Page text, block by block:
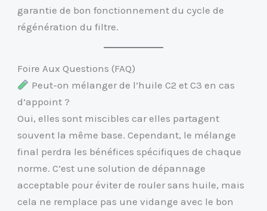
garantie de bon fonctionnement du cycle de
régénération du filtre.
Foire Aux Questions (FAQ)
Peut-on mélanger de l’huile C2 et C3 en cas
d’appoint ?
Oui, elles sont miscibles car elles partagent
souvent la même base. Cependant, le mélange
final perdra les bénéfices spécifiques de chaque
norme. C’est une solution de dépannage
acceptable pour éviter de rouler sans huile, mais
cela ne remplace pas une vidange avec le bon